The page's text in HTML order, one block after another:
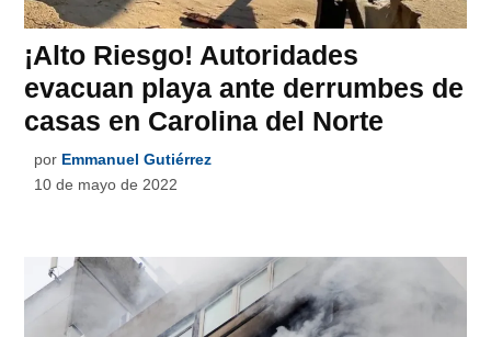
¡Alto Riesgo! Autoridades
evacuan playa ante derrumbes de
casas en Carolina del Norte
por Emmanuel Gutiérrez
10 de mayo de 2022